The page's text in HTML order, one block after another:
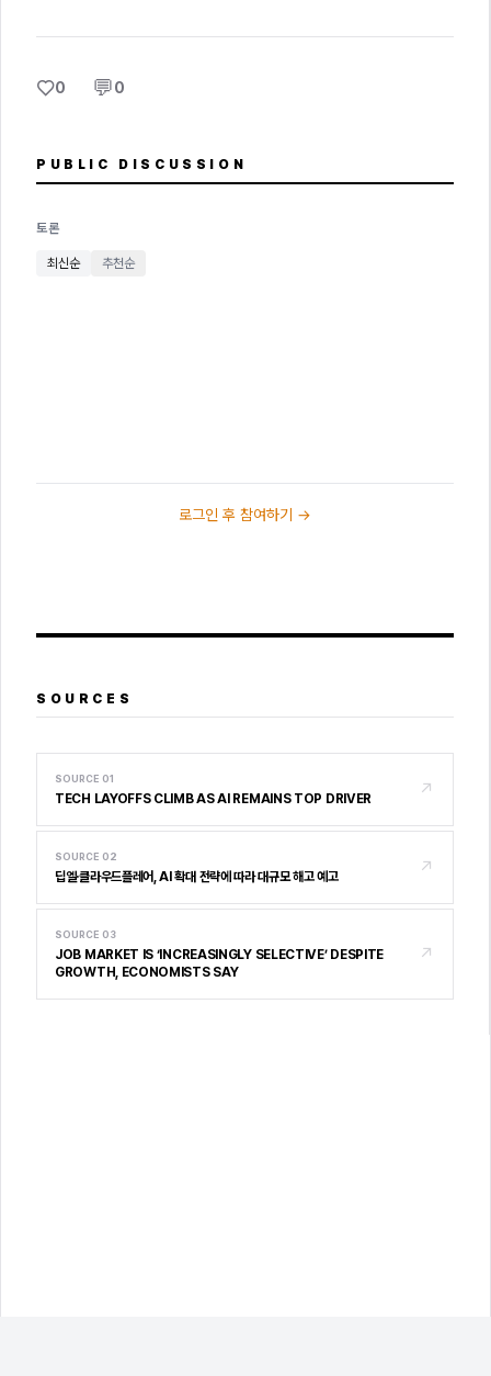
♡0 💬0
PUBLIC DISCUSSION
토론
최신순 추천순
로그인 후 참여하기 →
SOURCES
SOURCE 01
TECH LAYOFFS CLIMB AS AI REMAINS TOP DRIVER ↗
SOURCE 02
딥엘·클라우드플레어, AI 확대 전략에 따라 대규모 해고 예고 ↗
SOURCE 03
JOB MARKET IS ‘INCREASINGLY SELECTIVE’ DESPITE
GROWTH, ECONOMISTS SAY
↗